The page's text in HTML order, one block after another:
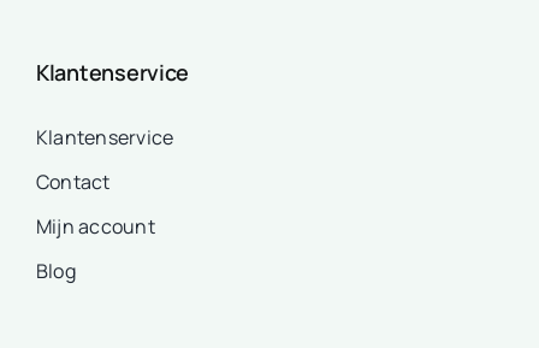
Klantenservice
Klantenservice
Contact
Mijn account
Blog